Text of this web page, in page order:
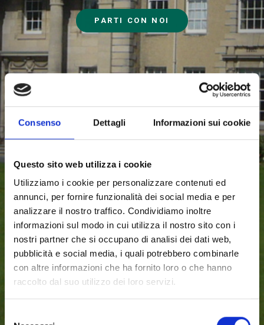
Consenso Dettagli Informazioni sui cookie
Questo sito web utilizza i cookie
Utilizziamo i cookie per personalizzare contenuti ed
annunci, per fornire funzionalità dei social media e per
analizzare il nostro traffico. Condividiamo inoltre
informazioni sul modo in cui utilizza il nostro sito con i
nostri partner che si occupano di analisi dei dati web,
pubblicità e social media, i quali potrebbero combinarle
con altre informazioni che ha fornito loro o che hanno
raccolto dal suo utilizzo dei loro servizi.
PARTI CON NOI